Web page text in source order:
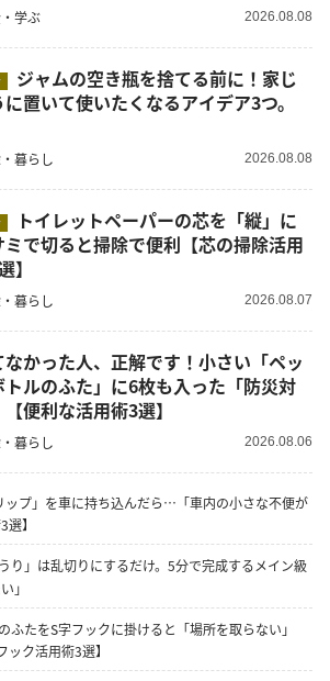
学ぶ 2026.08.08
に置いて使いたくなるアイデア3つ。
暮らし 2026.08.08
ミで切ると掃除で便利【芯の掃除活用
】
暮らし 2026.08.07
なかった人、正解です！小さい「ペッ
トルのふた」に6枚も入った「防災対
便利な活用術3選】
暮らし 2026.08.06
ップ」を車に持ち込んだら…「車内の小さな不便が
】
り」は乱切りにするだけ。5分で完成するメイン級
」
ふたをS字フックに掛けると「場所を取らない」
ック活用術3選】